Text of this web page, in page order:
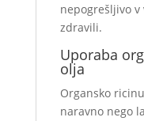
nepogrešljivo
zdravili.
Uporaba
olja
Organsko
naravno nego